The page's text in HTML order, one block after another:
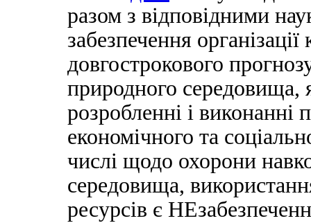
разом з відповідними
забезпечення
довгострокового
природного середовища,
розробленні і виконанні
економічного та
числі щодо охорони
середовища,
ресурсів є